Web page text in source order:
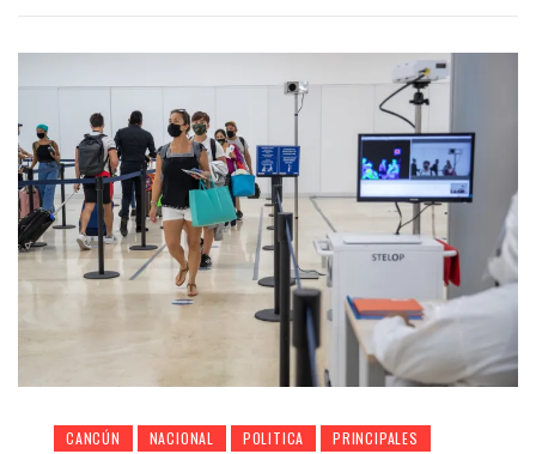
CANCÚN NACIONAL POLITICA
PRINCIPALES